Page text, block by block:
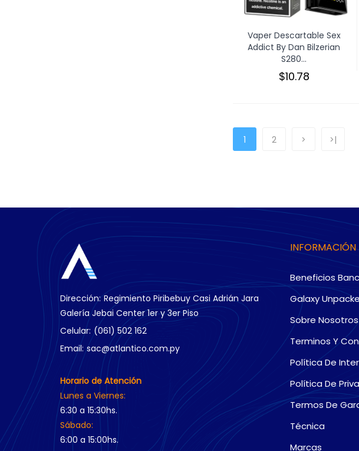
Vaper Descartable Sex
Addict By Dan Bilzerian
S280...
$10.78
1 2 > >|
Dirección: Regimiento Piribebuy Casi Adrián Jara
Galería Jebai Center 1er y 3er Piso
Celular: (061) 502 162
Email: sac@atlantico.com.py
Horario de Atención
Lunes a Viernes:
6:30 a 15:30hs.
Sábado:
6:00 a 15:00hs.
INFORMACIÓN
Beneficios
Galaxy
Sobre Nosotros
Terminos Y
Política De
Política De
Termos De
Técnica
Marcas